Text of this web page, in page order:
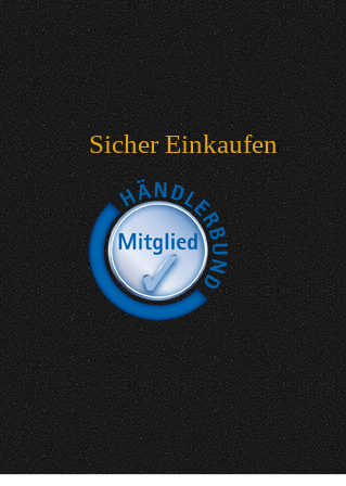
Sicher Einkaufen